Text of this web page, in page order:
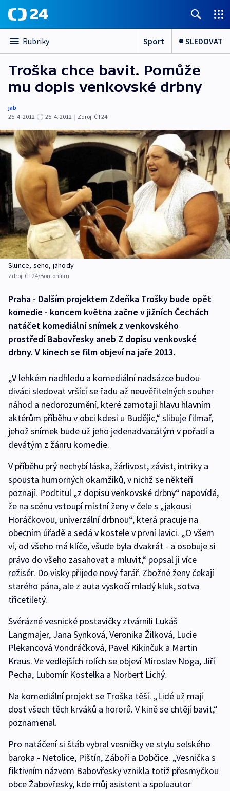
Rubriky Sport SLEDOVAT
Troška chce bavit. Pomůže
mu dopis venkovské drbny
jab
25. 4. 2012
25. 4. 2012 | Zdroj: ČT24
Slunce, seno, jahody
Zdroj: ČT24/Bontonfilm
Praha - Dalším projektem Zdeňka Trošky bude opět
komedie - koncem května začne v jižních Čechách
natáčet komediální snímek z venkovského
prostředí Babovřesky aneb Z dopisu venkovské
drbny. V kinech se film objeví na jaře 2013.
„V lehkém nadhledu a komediální nadsázce budou
diváci sledovat vršící se řadu až neuvěřitelných souher
náhod a nedorozumění, které zamotají hlavu hlavním
aktérům příběhu v obci kdesi u Budějic,“ slibuje filmař,
jehož snímek bude už jeho jedenadvacátým v pořadí a
devátým z žánru komedie.
V příběhu prý nechybí láska, žárlivost, závist, intriky a
spousta humorných okamžiků, v nichž se někteří
poznají. Podtitul „z dopisu venkovské drbny“ napovídá,
že na scénu vstoupí místní ženy v čele s „jakousi
Horáčkovou, univerzální drbnou“, která pracuje na
obecním úřadě a sedá v kostele v první lavici. „O všem
ví, od všeho má klíče, všude byla dvakrát - a osobuje si
právo do všeho zasahovat a mluvit,“ popsal ji více
režisér. Do vísky přijede nový farář. Zbožné ženy čekají
starého pána, ale z auta vyskočí mladý kluk, sotva
třicetiletý.
Svérázné vesnické postavičky ztvárnili Lukáš
Langmajer, Jana Synková, Veronika Žilková, Lucie
Plekancová Vondráčková, Pavel Kikinčuk a Martin
Kraus. Ve vedlejších rolích se objeví Miroslav Noga, Jiří
Pecha, Lubomír Kostelka a Norbert Lichý.
Na komediální projekt se Troška těší. „Lidé už mají
dost všech těch krváků a hororů. V kině se chtějí bavit,“
poznamenal.
Pro natáčení si štáb vybral vesničky ve stylu selského
baroka - Netolice, Pištín, Záboří a Dobčice. „Vesnička s
fiktivním názvem Babovřesky vznikla totiž přesmyčkou
obce Žabovřesky, kde můj asistent a spoluautor